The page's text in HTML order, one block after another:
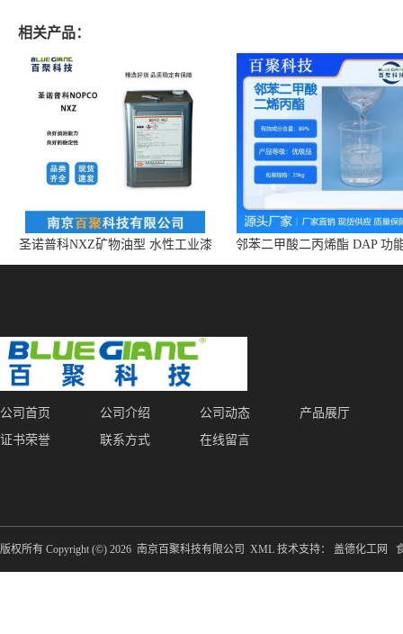
相关产品：
圣诺普科NXZ矿物油型 水性工业漆
消泡剂 持久抑泡 现货
邻苯二甲酸二丙烯酯 DAP 功
体 增塑剂 CAS:131-17-9
公司首页 公司介绍 公司动态
产品展厅
证书荣誉
联系方式 在线留言
版权所有 Copyright (©) 2026 南京百聚科技有限公司 XML 技术支持： 盖德化工网